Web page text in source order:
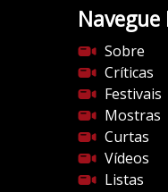
Sobre
Críticas
Festivais
Mostras
Curtas
Vídeos
Listas